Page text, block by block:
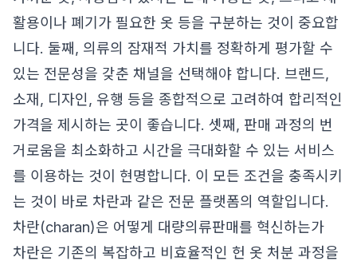
활용이나 폐기가 필요한 옷 등을 구분하는 것이 중요합
니다. 둘째, 의류의 잠재적 가치를 정확하게 평가할 수
있는 전문성을 갖춘 채널을 선택해야 합니다. 브랜드,
소재, 디자인, 유행 등을 종합적으로 고려하여 합리적인
가격을 제시하는 곳이 좋습니다. 셋째, 판매 과정의 번
거로움을 최소화하고 시간을 극대화할 수 있는 서비스
를 이용하는 것이 현명합니다. 이 모든 조건을 충족시키
는 것이 바로 차란과 같은 전문 플랫폼의 역할입니다.
차란(charan)은 어떻게 대량의류판매를 혁신하는가
차란은 기존의 복잡하고 비효율적인 헌 옷 처분 과정을